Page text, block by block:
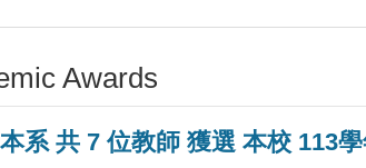
Awards
本系 共 7 位教師 獲選 本校 113